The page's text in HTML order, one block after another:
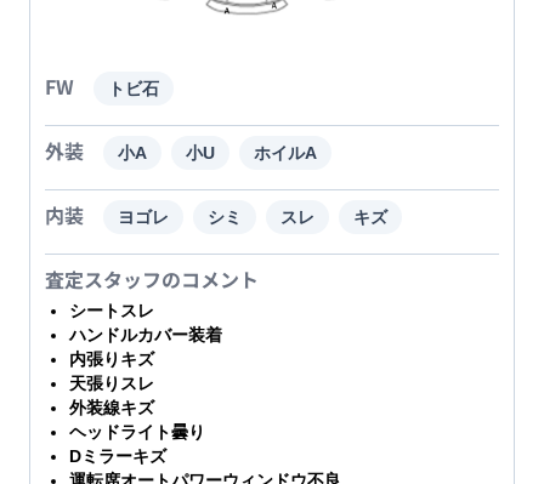
FW トビ石
外装 小A 小U ホイルA
内装 ヨゴレ シミ スレ キズ
査定スタッフのコメント
シートスレ
ハンドルカバー装着
内張りキズ
天張りスレ
外装線キズ
ヘッドライト曇り
Dミラーキズ
運転席オートパワーウィンドウ不良